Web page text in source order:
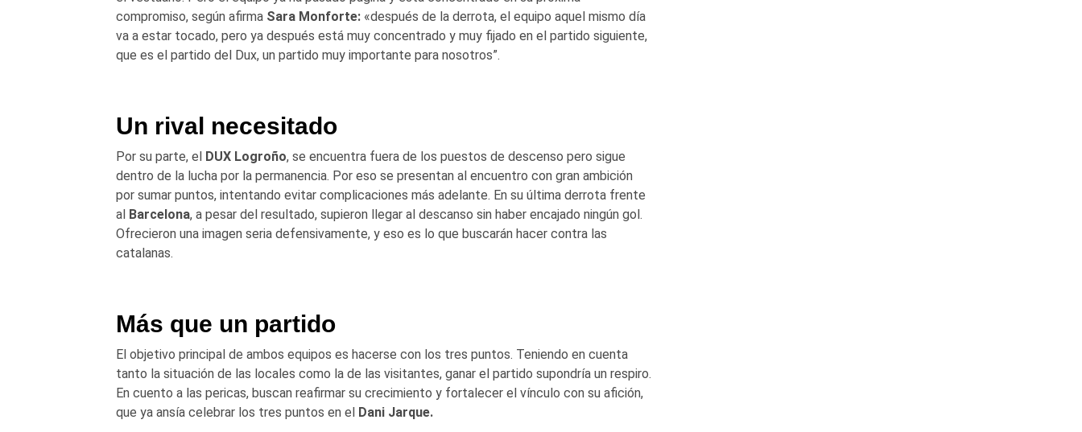
compromiso, según afirma Sara Monforte: «después de la derrota, el equipo aquel mismo día
va a estar tocado, pero ya después está muy concentrado y muy fijado en el partido siguiente,
que es el partido del Dux, un partido muy importante para nosotros”.
Un rival necesitado
Por su parte, el DUX Logroño, se encuentra fuera de los puestos de descenso pero sigue
dentro de la lucha por la permanencia. Por eso se presentan al encuentro con gran ambición
por sumar puntos, intentando evitar complicaciones más adelante. En su última derrota frente
al Barcelona, a pesar del resultado, supieron llegar al descanso sin haber encajado ningún gol.
Ofrecieron una imagen seria defensivamente, y eso es lo que buscarán hacer contra las
catalanas.
Más que un partido
El objetivo principal de ambos equipos es hacerse con los tres puntos. Teniendo en cuenta
tanto la situación de las locales como la de las visitantes, ganar el partido supondría un respiro.
En cuento a las pericas, buscan reafirmar su crecimiento y fortalecer el vínculo con su afición,
que ya ansía celebrar los tres puntos en el Dani Jarque.